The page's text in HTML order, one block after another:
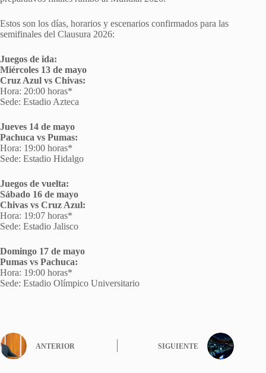
Estos son los días, horarios y escenarios confirmados para las
semifinales del Clausura 2026:
Juegos de ida:
Miércoles 13 de mayo
Cruz Azul vs Chivas:
Hora: 20:00 horas*
Sede: Estadio Azteca
Jueves 14 de mayo
Pachuca vs Pumas:
Hora: 19:00 horas*
Sede: Estadio Hidalgo
Juegos de vuelta:
Sábado 16 de mayo
Chivas vs Cruz Azul:
Hora: 19:07 horas*
Sede: Estadio Jalisco
Domingo 17 de mayo
Pumas vs Pachuca:
Hora: 19:00 horas*
Sede: Estadio Olímpico Universitario
ANTERIOR SIGUIENTE